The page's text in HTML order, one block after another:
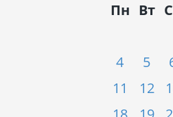
Пн Вт
4
5
11
12